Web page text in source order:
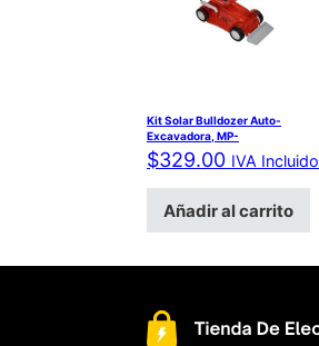
Kit Solar Bulldozer Auto-
Excavadora, MP-
$329.00 IVA Incluido
Añadir al carrito